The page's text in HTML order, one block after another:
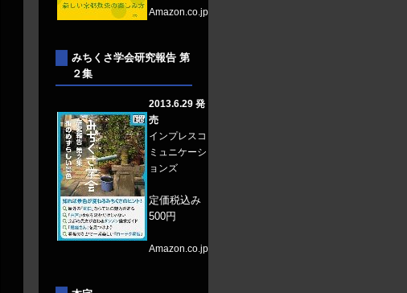
Amazon.co.jp
みちくさ学会研究報告 第
２集
2013.6.29 発
売
インプレスコ
ミュニケーシ
ョンズ
定価税込み
500円
Amazon.co.jp